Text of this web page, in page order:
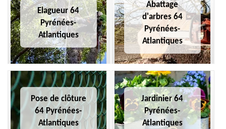
Elagueur 64
Pyrénées-
Atlantiques
Abattage
d'arbres 64
Pyrénées-
Atlantiques
Pose de clôture
64 Pyrénées-
Atlantiques
Jardinier 64
Pyrénées-
Atlantiques